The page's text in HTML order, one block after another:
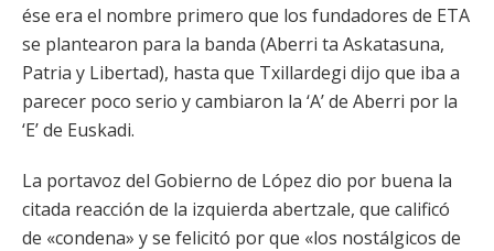
ése era el nombre primero que los fundadores de ETA
se plantearon para la banda (Aberri ta Askatasuna,
Patria y Libertad), hasta que Txillardegi dijo que iba a
parecer poco serio y cambiaron la ‘A’ de Aberri por la
‘E’ de Euskadi.
La portavoz del Gobierno de López dio por buena la
citada reacción de la izquierda abertzale, que calificó
de «condena» y se felicitó por que «los nostálgicos de